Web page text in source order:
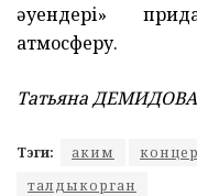
әуендері»
атмосферу.
Татьяна
Тэги: аким
талдыкорган